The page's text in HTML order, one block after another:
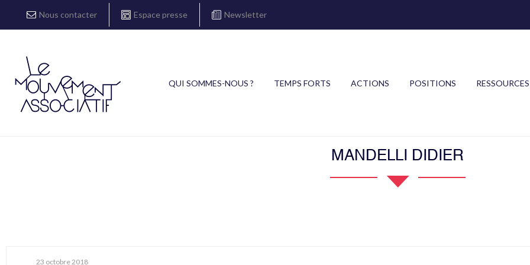
Nous contacter Espace presse Newsletter
QUI SOMMES-NOUS ? TEMPS FORTS ACTIONS POSITIONS RESSOURCES
MANDELLI DIDIER
23 octobre 2018